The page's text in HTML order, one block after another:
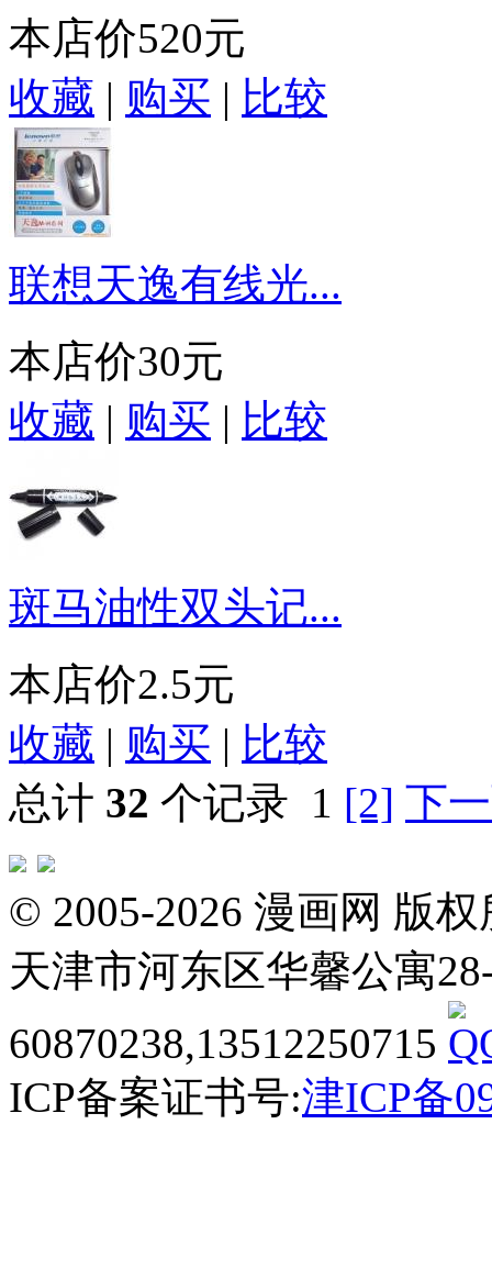
本店价520元
收藏 | 购买 | 比较
联想天逸有线光...
本店价30元
收藏 | 购买 | 比较
斑马油性双头记...
本店价2.5元
收藏 | 购买 | 比较
总计 32 个记录 1 [2] 下
© 2005-2026 漫画网 版
天津市河东区华馨公寓
60870238,13512250715
ICP备案证书号:津ICP备